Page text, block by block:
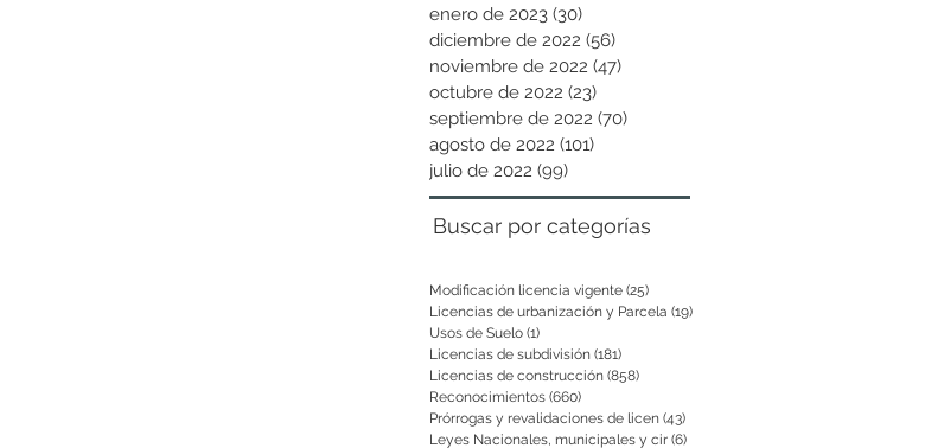
enero de 2023 (30)
diciembre de 2022 (56)
noviembre de 2022 (47)
octubre de 2022 (23)
septiembre de 2022 (70)
agosto de 2022 (101)
julio de 2022 (99)
Buscar por categorías
Modificación licencia vigente (25)
Licencias de urbanización y Parcela (19)
Usos de Suelo (1)
Licencias de subdivisión (181)
Licencias de construcción (858)
Reconocimientos (660)
Prórrogas y revalidaciones de licen (43)
Leyes Nacionales, municipales y cir (6)